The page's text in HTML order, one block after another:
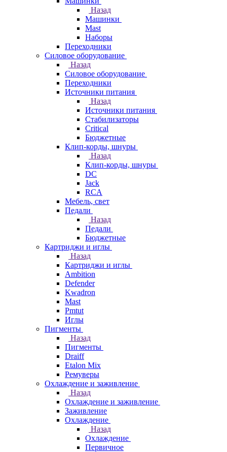
Назад
Машинки
Mast
Наборы
Переходники
Силовое оборудование
Назад
Силовое оборудование
Переходники
Источники питания
Назад
Источники питания
Стабилизаторы
Critical
Бюджетные
Клип-корды, шнуры
Назад
Клип-корды, шнуры
DC
Jack
RCA
Мебель, свет
Педали
Назад
Педали
Бюджетные
Картриджи и иглы
Назад
Картриджи и иглы
Ambition
Defender
Kwadron
Mast
Pmtut
Иглы
Пигменты
Назад
Пигменты
Draiff
Etalon Mix
Ремуверы
Охлаждение и заживление
Назад
Охлаждение и заживление
Заживление
Охлаждение
Назад
Охлаждение
Первичное